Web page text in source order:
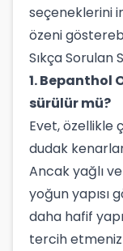
seçeneklerini
özeni
Sıkça Sorulan
1. Bepanthol
sürülür mü?
Evet, özellikle
dudak
Ancak yağlı
yoğun yapısı
daha hafif
tercih